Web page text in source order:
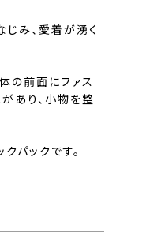
み、愛着が湧く
の前面にファス
あり、小物を整
パックです。